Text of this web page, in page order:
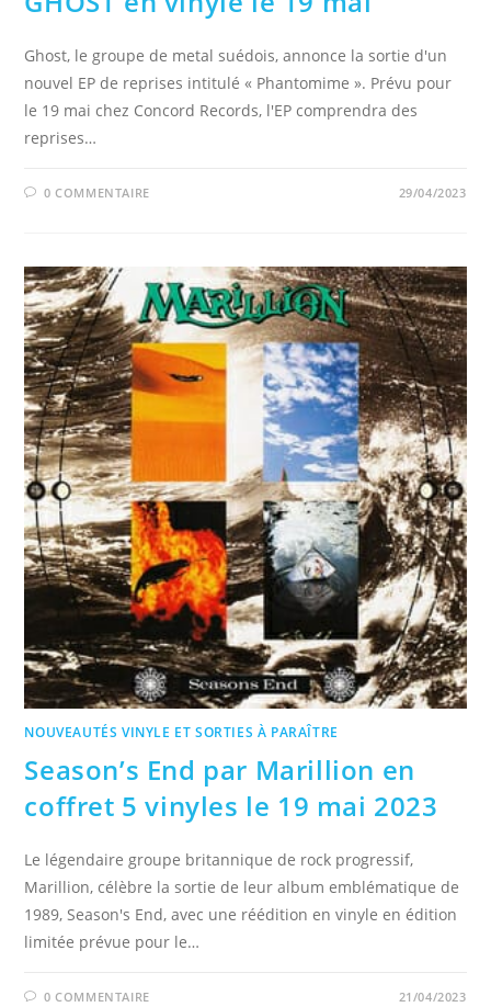
Ghost, le groupe de metal suédois, annonce la sortie d'un
nouvel EP de reprises intitulé « Phantomime ». Prévu pour
le 19 mai chez Concord Records, l'EP comprendra des
reprises…
0 COMMENTAIRE 29/04/2023
NOUVEAUTÉS VINYLE ET SORTIES À PARAÎTRE
Season’s End par Marillion en
coffret 5 vinyles le 19 mai 2023
Le légendaire groupe britannique de rock progressif,
Marillion, célèbre la sortie de leur album emblématique de
1989, Season's End, avec une réédition en vinyle en édition
limitée prévue pour le…
0 COMMENTAIRE 21/04/2023